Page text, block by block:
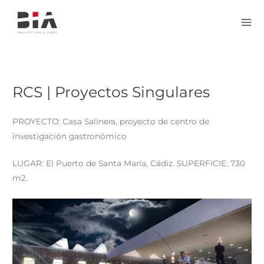
RCS | Proyectos Singulares
PROYECTO: Casa Salinera, proyecto de centro de
investigación gastronómico
LUGAR: El Puerto de Santa María, Cádiz. SUPERFICIE: 730
m2.